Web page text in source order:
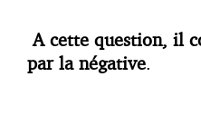
A cette question, il
par la négative.